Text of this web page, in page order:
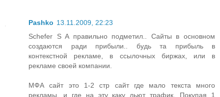
Pashko 13.11.2009, 22:23
Schefer S A правильно подметил.. Сайты в основном
создаются ради прибыли.. будь та прибыль в
контекстной рекламе, в ссылочных биржах, или в
рекламе своей компании.
МФА сайт это 1-2 стр сайт где мало текста много
рекламы, и где на эту каку льют трафик. Покупая 1